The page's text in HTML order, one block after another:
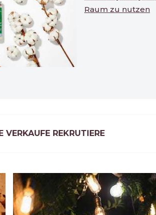
Raum zu nutzen
VERKAUFE REKRUTIERE